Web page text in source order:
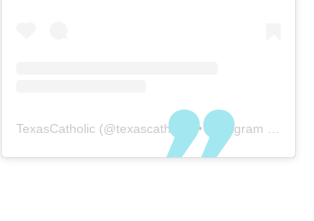
TexasCatholic (@texascatholic ) • Instagram photos and videos